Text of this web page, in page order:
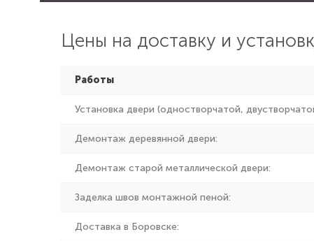
Цены на доставку и
Работы
Установка двери (одностворчатой,
Демонтаж деревянной двери:
Демонтаж старой металлической двери:
Заделка швов монтажной пеной:
Доставка в Боровске: